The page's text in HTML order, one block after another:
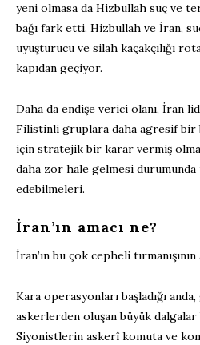
yeni olmasa da Hizbullah suç ve
bağı fark etti. Hizbullah ve İran,
uyuşturucu ve silah kaçakçılığı
kapıdan geçiyor.
Daha da endişe verici olanı, İran
Filistinli gruplara daha agresif bir
için stratejik bir karar vermiş
daha zor hale gelmesi
edebilmeleri.
İran’ın amacı ne?
İran’ın bu çok cepheli
Kara operasyonları başladığı
askerlerden oluşan büyük
Siyonistlerin askerî komuta ve